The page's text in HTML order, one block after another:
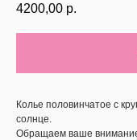
4200,00 р.
Колье половинчатое с
солнце.
Обращаем ваше